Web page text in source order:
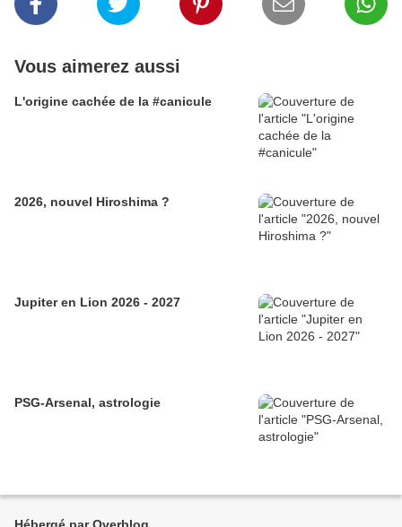
Vous aimerez aussi
L'origine cachée de la #canicule
2026, nouvel Hiroshima ?
Jupiter en Lion 2026 - 2027
PSG-Arsenal, astrologie